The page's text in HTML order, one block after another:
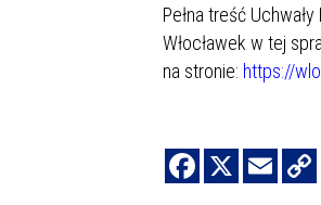
Pełna treść
Włocławek w tej
na stronie: https://